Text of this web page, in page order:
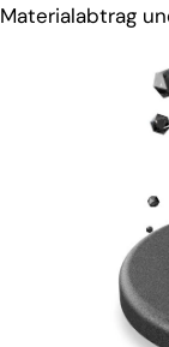
Materialabtrag